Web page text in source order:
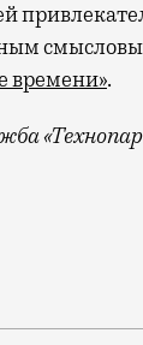
времени».
техники